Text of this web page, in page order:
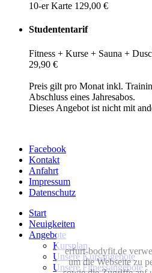
10-er Karte 129,00 €
Studententarif
Fitness + Kurse + Sauna +
29,90 €
Preis gilt pro Monat inkl.
Abschluss eines Jahresabos.
Dieses Angebot ist nicht mit
Facebook
Kontakt
Anfahrt
Impressum
Datenschutz
Start
Neuigkeiten
Angebote
Kursplan
Unsere Kursangebote
Unsere Fitnessangebote
erfurt-bodyfit.de
um die Webseite zu